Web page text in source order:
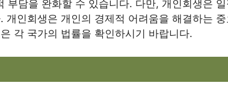
부담을 완화할 수 있습니다. 다만, 개인회생은
개인회생은 개인의 경제적 어려움을 해결하는
각 국가의 법률을 확인하시기 바랍니다.